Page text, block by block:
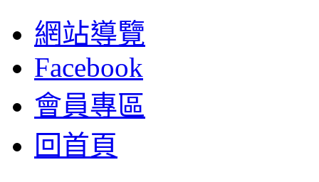
網站導覽
Facebook
會員專區
回首頁